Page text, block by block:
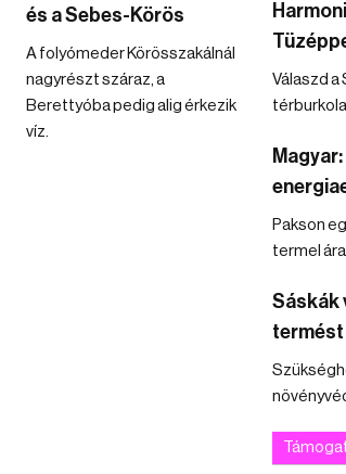
és a Sebes-Körös
A folyómeder Körösszakálnál
nagyrészt száraz, a
Berettyóba pedig alig érkezik
víz.
Válaszd a
Pakson
termel
Sáskák
termést